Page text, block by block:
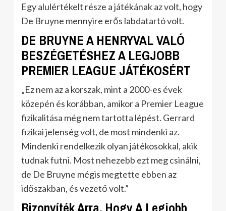
Egy alulértékelt része a játékának az volt, hogy
De Bruyne mennyire erős labdatartó volt.
DE BRUYNE A HENRYVAL VALÓ
BESZÉGETÉSHEZ A LEGJOBB
PREMIER LEAGUE JÁTÉKOSÉRT
„Ez nem az a korszak, mint a 2000-es évek
közepén és korábban, amikor a Premier League
fizikalitása még nem tartotta lépést. Gerrard
fizikai jelenség volt, de most mindenki az.
Mindenki rendelkezik olyan játékosokkal, akik
tudnak futni. Most nehezebb ezt meg csinálni,
de De Bruyne mégis megtette ebben az
időszakban, és vezető volt.”